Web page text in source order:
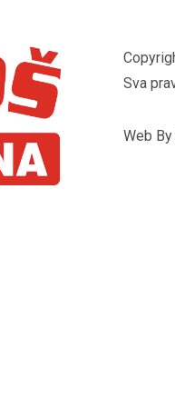
Sva
Web By